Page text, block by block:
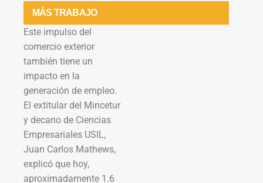
MÁS TRABAJO
Este impulso del
comercio exterior
también tiene un
impacto en la
generación de empleo.
El extitular del Mincetur
y decano de Ciencias
Empresariales USIL,
Juan Carlos Mathews,
explicó que hoy,
aproximadamente 1.6